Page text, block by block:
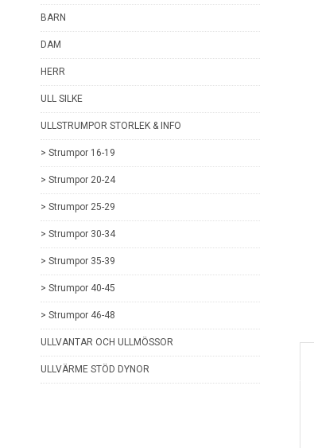
BARN
DAM
HERR
ULL SILKE
ULLSTRUMPOR STORLEK & INFO
> Strumpor 16-19
> Strumpor 20-24
> Strumpor 25-29
> Strumpor 30-34
> Strumpor 35-39
> Strumpor 40-45
> Strumpor 46-48
ULLVANTAR OCH ULLMÖSSOR
ULLVÄRME STÖD DYNOR